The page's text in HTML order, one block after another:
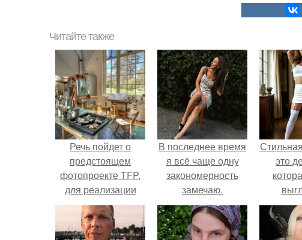
Читайте также
Речь пойдет о
предстоящем
фотопроекте TFP,
для реализации
которого я собираю
команду
единомышленников.
В последнее время
я всё чаще одну
закономерность
замечаю.
это